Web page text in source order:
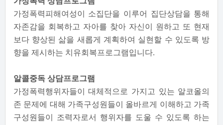
가정폭력피해여성이 소집단을 이루어 집단상담을 통해
자존감을 회복하고 자아를 찾아 자신이 원하고 또 현재
보다 향상된 삶을 새롭게 계획하여 실현할 수 있도록 방
향을 제시하는 치유회복프로그램입니다.
알콜중독 상담프로그램
가정폭력행위자들이 대체적으로 가지고 있는 알코올의
존 문제에 대해 가족구성원들이 올바르게 이해하고 가족
구성원들이 조력자로서 행위자를 도울 수 있도록 하는